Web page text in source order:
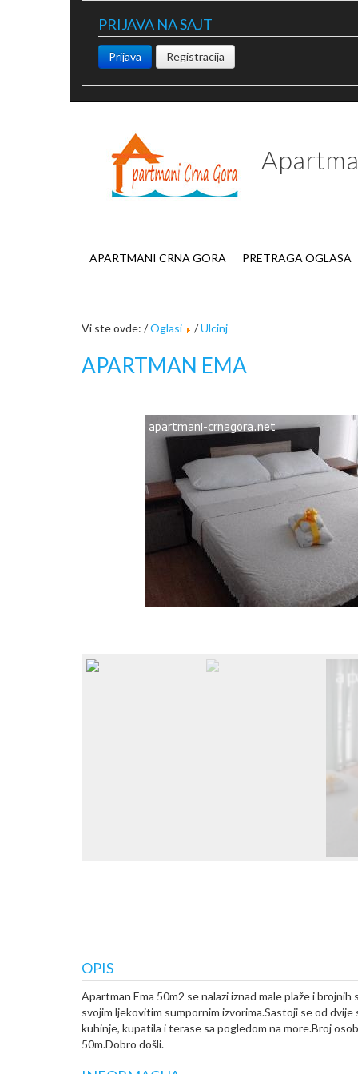
PRIJAVA NA SAJT
Prijava Registracija
APARTMANI CRNA GORA PRETRAGA OGLASA
Vi ste ovde: /Oglasi /Ulcinj
APARTMAN EMA
OPIS
Apartman Ema 50m2 se nalazi iznad male plaže i
svojim ljekovitim sumpornim izvorima.Sastoji se od
kuhinje, kupatila i terase sa pogledom na more.Broj
50m.Dobro došli.